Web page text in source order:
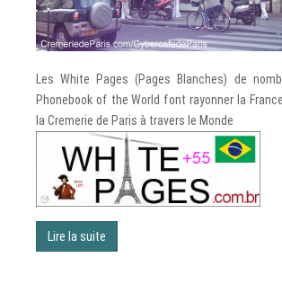
Les White Pages (Pages Blanches) de
Phonebook of the World font rayonner la
la Cremerie de Paris à travers le Monde
Lire la suite